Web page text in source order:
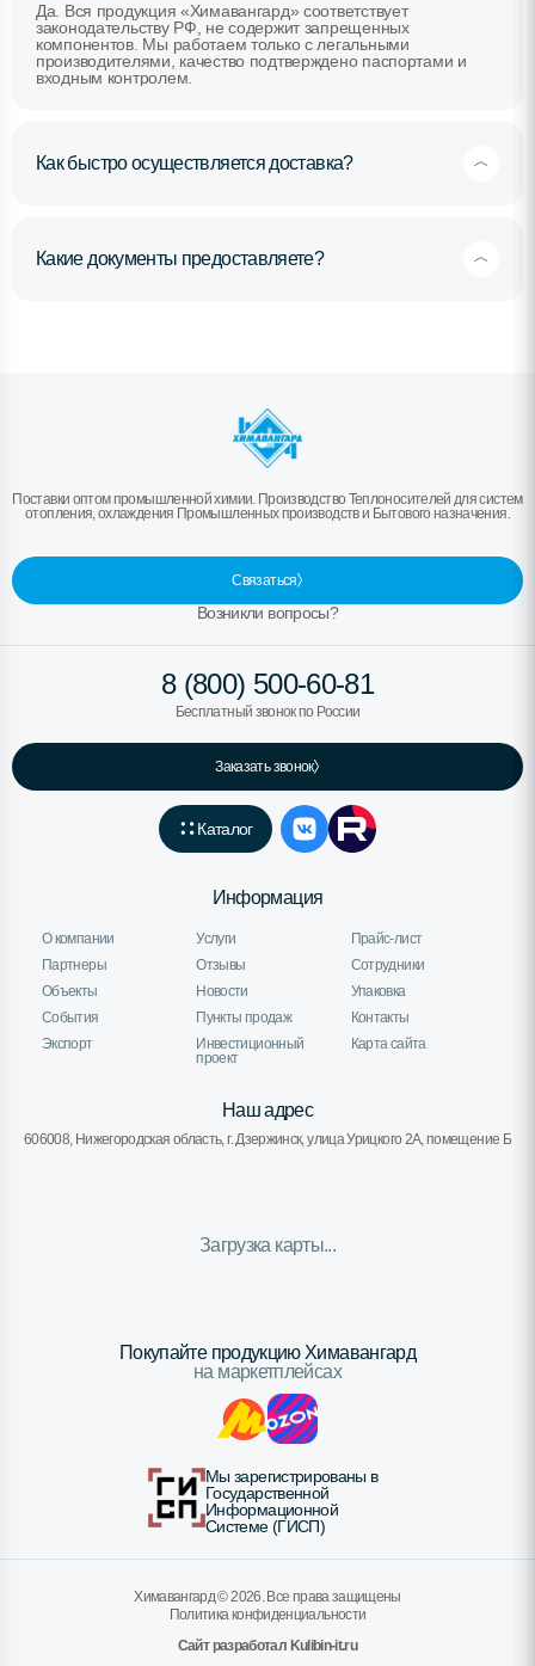
Да. Вся продукция «Химавангард» соответствует
законодательству РФ, не содержит запрещенных
компонентов. Мы работаем только с легальными
производителями, качество подтверждено паспортами и
входным контролем.
Как быстро осуществляется доставка?
Какие документы предоставляете?
Поставки оптом промышленной химии. Производство Теплоносителей для систем
отопления, охлаждения Промышленных производств и Бытового назначения.
Связаться
Возникли вопросы?
8 (800) 500-60-81
Бесплатный звонок по России
Заказать звонок
Каталог
Информация
О компании Услуги
Прайс-лист
Партнеры
Отзывы
Сотрудники
Объекты
Новости
Упаковка
События
Пункты продаж
Контакты
Экспорт
Инвестиционный
проект
Карта сайта
Наш адрес
606008, Нижегородская область, г. Дзержинск, улица Урицкого 2А, помещение Б
Загрузка карты...
Покупайте продукцию Химавангард
на маркетплейсах
Мы зарегистрированы в
Государственной
Информационной
Системе (ГИСП)
Химавангард ©2026. Все права защищены
Политика конфиденциальности
Сайт разработал Kulibin-it.ru